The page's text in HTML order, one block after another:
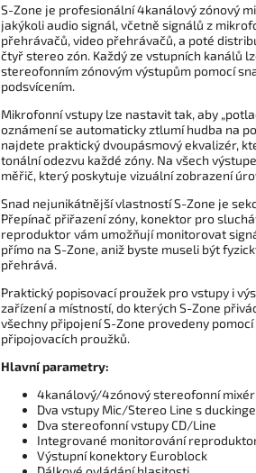
S-Zone je profesionální 4kanálový zónový
jakýkoli audio signál, včetně signálů z
přehrávačů, video přehrávačů, a poté
čtyř stereo zón. Každý ze vstupních kanálů
stereofonním zónovým výstupům pomocí
podsvícením.
Mikrofonní vstupy lze nastavit tak, aby
oznámení se automaticky ztlumí hudba na
najdete praktický dvoupásmový ekvalizér,
tonální odezvu každé zóny. Na všech
měřič, který poskytuje vizuální zobrazení
Snad nejunikátnější vlastností S-Zone je
Přepínač přiřazení zóny, konektor pro
reproduktor vám umožňují monitorovat
přímo na S-Zone, aniž byste museli být
přehrává.
Praktický popisovací proužek pro vstupy i
zařízení a místností, do kterých S-Zone
všechny připojení S-Zone provedeny
připojovacích proužků.
Hlavní parametry:
4kanálový/4zónový stereofonní mixér
Dva vstupy Mic/Stereo Line s
Dva stereofonní vstupy CD/Line
Integrované monitorování
Výstupní konektory Euroblock